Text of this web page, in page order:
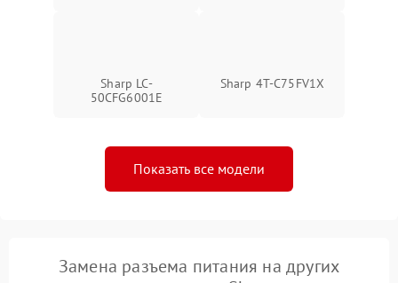
Sharp LC-
50CFG6001E
Sharp 4T-C75FV1X
Показать все модели
Замена разъема питания на других